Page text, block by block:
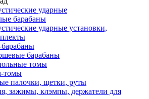
ударные
барабаны
ударные установки,
барабаны
барабаны
томы
томы
палочки, щетки, руты
зажимы, клэмпы, держатели для